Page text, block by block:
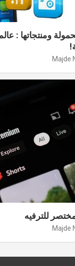
ومنتجاتها :
Majde
للترفيه
Majde